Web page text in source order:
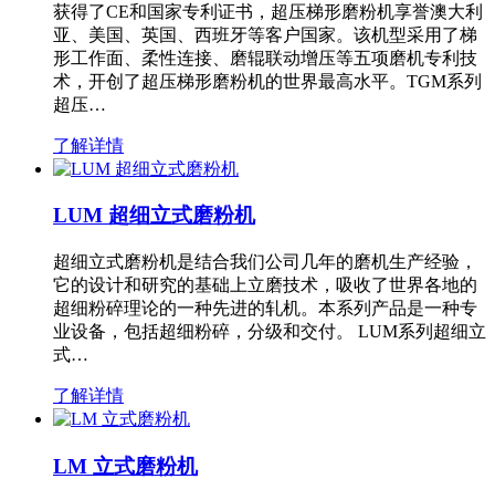
获得了CE和国家专利证书，超压梯形磨粉机享誉澳大利
亚、美国、英国、西班牙等客户国家。该机型采用了梯
形工作面、柔性连接、磨辊联动增压等五项磨机专利技
术，开创了超压梯形磨粉机的世界最高水平。TGM系列
超压…
了解详情
LUM 超细立式磨粉机
超细立式磨粉机是结合我们公司几年的磨机生产经验，
它的设计和研究的基础上立磨技术，吸收了世界各地的
超细粉碎理论的一种先进的轧机。本系列产品是一种专
业设备，包括超细粉碎，分级和交付。 LUM系列超细立
式…
了解详情
LM 立式磨粉机